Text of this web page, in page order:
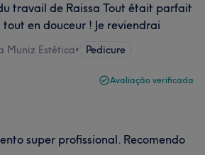
travail de Raissa Tout était parfait
en douceur ! Je reviendrai
Muniz Estética• Pedicure
Avaliação verificada
super profissional. Recomendo